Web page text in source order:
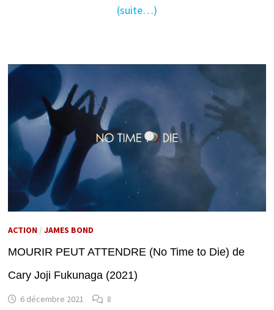
(suite…)
ACTION/ JAMES BOND
MOURIR PEUT ATTENDRE (No Time to Die) de
Cary Joji Fukunaga (2021)
6 décembre 2021 8